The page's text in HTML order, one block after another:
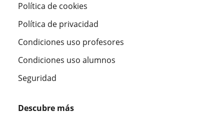
Política de cookies
Política de privacidad
Condiciones uso profesores
Condiciones uso alumnos
Seguridad
Descubre más